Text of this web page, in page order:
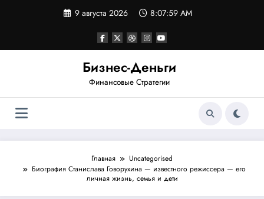
9 августа 2026 8:07:59 AM
Бизнес-Деньги
Финансовые Стратегии
Главная
Uncategorised
Биография Станислава Говорухина — известного режиссера — его
личная жизнь, семья и дети